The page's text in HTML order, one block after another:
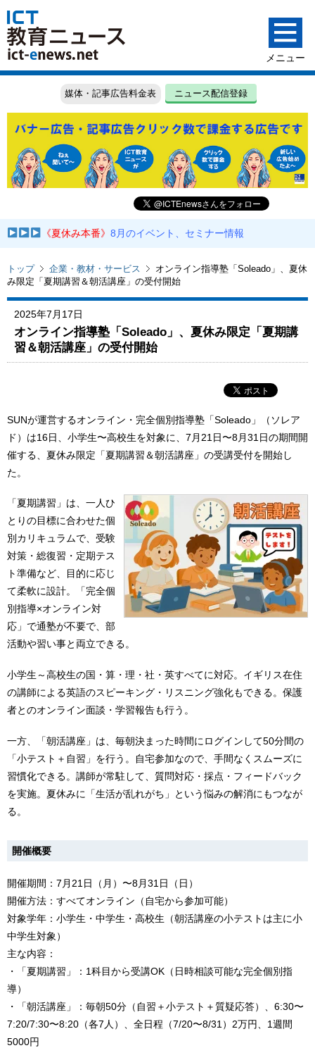
媒体・記事広告料金表 ニュース配信登録
《夏休み本番》8月のイベント、セミナー情報
トップ 企業・教材・サービス
オンライン指導塾「Soleado」、夏休
み限定「夏期講習＆朝活講座」の受付開始
2025年7月17日
オンライン指導塾「Soleado」、夏休み限定「夏期講
習＆朝活講座」の受付開始
SUNが運営するオンライン・完全個別指導塾「Soleado」（ソレア
ド）は16日、小学生〜高校生を対象に、7月21日〜8月31日の期間開
催する、夏休み限定「夏期講習＆朝活講座」の受講受付を開始し
た。
「夏期講習」は、一人ひ
とりの目標に合わせた個
別カリキュラムで、受験
対策・総復習・定期テス
ト準備など、目的に応じ
て柔軟に設計。「完全個
別指導×オンライン対
応」で通塾が不要で、部
活動や習い事と両立できる。
小学生～高校生の国・算・理・社・英すべてに対応。イギリス在住
の講師による英語のスピーキング・リスニング強化もできる。保護
者とのオンライン面談・学習報告も行う。
一方、「朝活講座」は、毎朝決まった時間にログインして50分間の
「小テスト＋自習」を行う。自宅参加なので、手間なくスムーズに
習慣化できる。講師が常駐して、質問対応・採点・フィードバック
を実施。夏休みに「生活が乱れがち」という悩みの解消にもつなが
る。
開催概要
開催期間：7月21日（月）〜8月31日（日）
開催方法：すべてオンライン（自宅から参加可能）
対象学年：小学生・中学生・高校生（朝活講座の小テストは主に小
中学生対象）
主な内容：
・「夏期講習」：1科目から受講OK（日時相談可能な完全個別指
導）
・「朝活講座」：毎朝50分（自習＋小テスト＋質疑応答）、6:30〜
7:20/7:30〜8:20（各7人）、全日程（7/20〜8/31）2万円、1週間
5000円